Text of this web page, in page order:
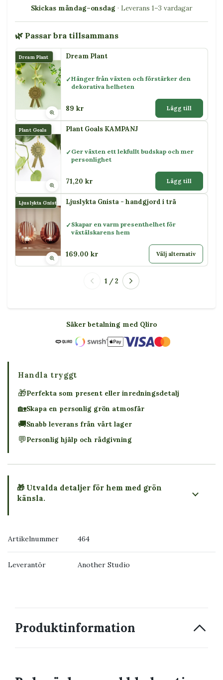
Skickas måndag–onsdag · Leverans 1–3 vardagar
🌿 Passar bra tillsammans
Dream Plant Dream Plant
Hänger från växten och förstärker den
dekorativa helheten
89 kr Lägg till
Plant Goals Plant Goals KAMPANJ
Ger växten ett lekfullt budskap och mer
personlighet
71,20 kr Lägg till
Ljuslykta Gnista Ljuslykta Gnista - handgjord i trä
Skapar en varm presenthelhet för
växtälskarens hem
169.00 kr Välj alternativ
1 / 2
Säker betalning med Qliro
Handla tryggt
🎁Perfekta som present eller inredningsdetalj
🏡Skapa en personlig grön atmosfär
🚚Snabb leverans från vårt lager
💬Personlig hjälp och rådgivning
🎁 Utvalda detaljer för hem med grön
känsla.
Artikelnummer 464
Leverantör Another Studio
Produktinformation